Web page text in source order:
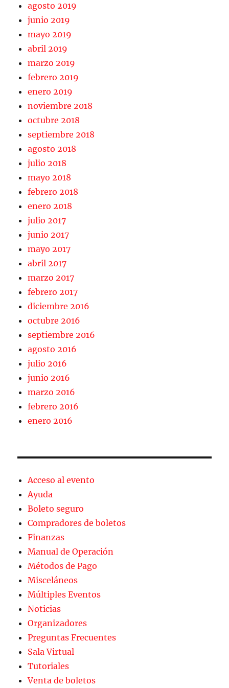
agosto 2019
junio 2019
mayo 2019
abril 2019
marzo 2019
febrero 2019
enero 2019
noviembre 2018
octubre 2018
septiembre 2018
agosto 2018
julio 2018
mayo 2018
febrero 2018
enero 2018
julio 2017
junio 2017
mayo 2017
abril 2017
marzo 2017
febrero 2017
diciembre 2016
octubre 2016
septiembre 2016
agosto 2016
julio 2016
junio 2016
marzo 2016
febrero 2016
enero 2016
Acceso al evento
Ayuda
Boleto seguro
Compradores de boletos
Finanzas
Manual de Operación
Métodos de Pago
Misceláneos
Múltiples Eventos
Noticias
Organizadores
Preguntas Frecuentes
Sala Virtual
Tutoriales
Venta de boletos